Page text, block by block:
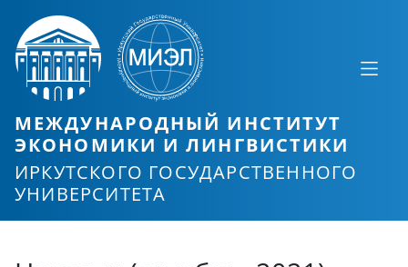
МЕЖДУНАРОДНЫЙ ИНСТИТУТ
ЭКОНОМИКИ И ЛИНГВИСТИКИ
ИРКУТСКОГО ГОСУДАРСТВЕННОГО
УНИВЕРСИТЕТА